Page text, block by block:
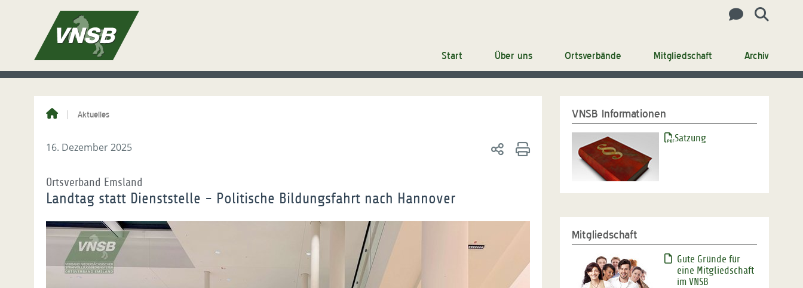
Start Über uns Ortsverbände Mitgliedschaft Archiv
Aktuelles
16. Dezember 2025
Ortsverband Emsland
Landtag statt Dienststelle - Politische Bildungsfahrt nach Hannover
VNSB Informationen
Satzung
Mitgliedschaft
Gute Gründe für
eine Mitgliedschaft
im VNSB